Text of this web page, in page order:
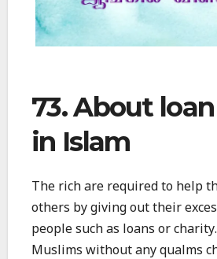
73. About
in Islam
The rich are required to help
others by giving out their
people such as loans or
Muslims without any qualms